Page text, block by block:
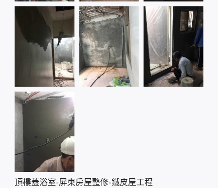
頂樓蓋浴室-屏東房屋整修-鐵皮屋工程